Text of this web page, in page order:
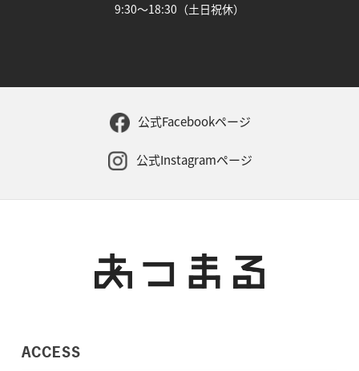
9:30～18:30（土日祝休）
公式Facebookページ
公式Instagramページ
ACCESS